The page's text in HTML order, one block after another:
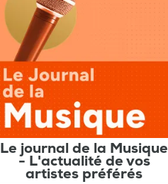
Le journal de la Musique
- L'actualité de vos
artistes préférés